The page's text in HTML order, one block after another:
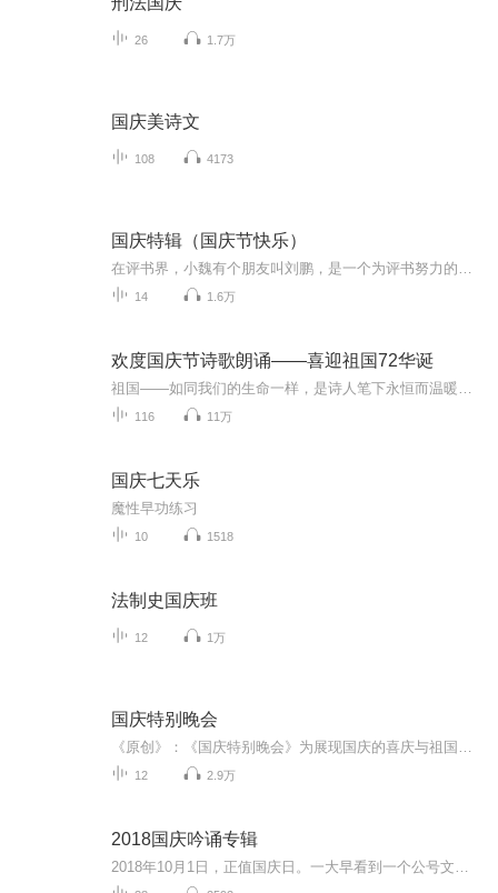
26 1.7万
国庆美诗文
108 4173
国庆特辑（国庆节快乐）
14 1.6万
欢度国庆节诗歌朗诵——喜迎祖国72华诞
116 11万
国庆七天乐
魔性早功练习
10 1518
法制史国庆班
12 1万
国庆特别晚会
12 2.9万
2018国庆吟诵专辑